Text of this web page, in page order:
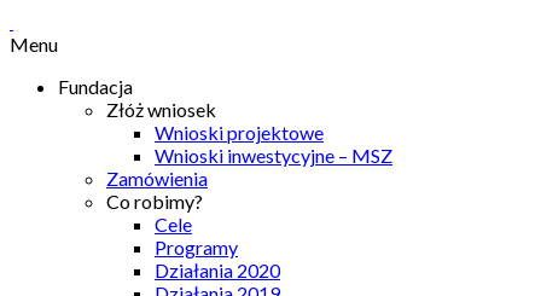
Menu
Fundacja
Złóż wniosek
Wnioski projektowe
Wnioski inwestycyjne – MSZ
Zamówienia
Co robimy?
Cele
Programy
Działania 2020